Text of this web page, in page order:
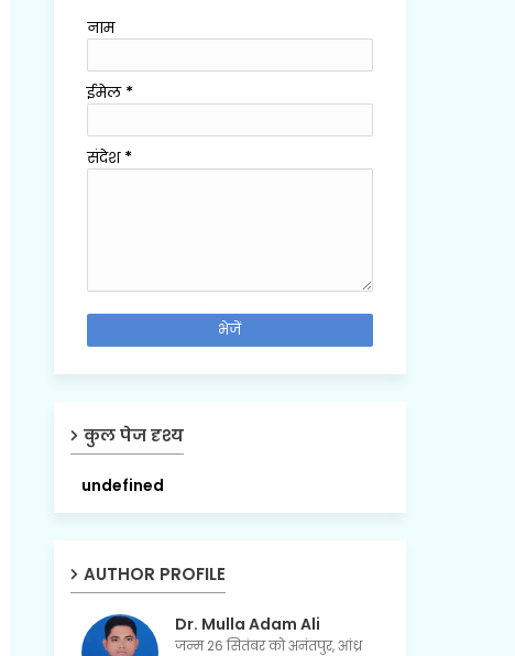
नाम
ईमेल *
संदेश *
कुल पेज दृश्य
undefined
AUTHOR PROFILE
Dr. Mulla Adam Ali
जन्म 26 सितंबर को अनंतपुर, आंध्र